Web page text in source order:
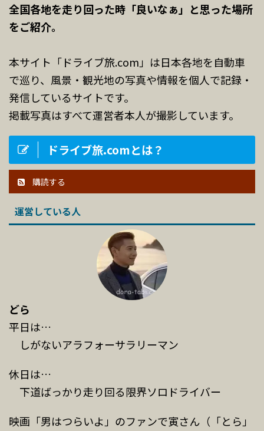
全国各地を走り回った時「良いなぁ」と思った場所
をご紹介。
本サイト「ドライブ旅.com」は日本各地を自動車
で巡り、風景・観光地の写真や情報を個人で記録・
発信しているサイトです。
掲載写真はすべて運営者本人が撮影しています。
ドライブ旅.comとは？
購読する
運営している人
どら
平日は…
しがないアラフォーサラリーマン
休日は…
下道ばっかり走り回る限界ソロドライバー
映画「男はつらいよ」のファンで寅さん（「とら」